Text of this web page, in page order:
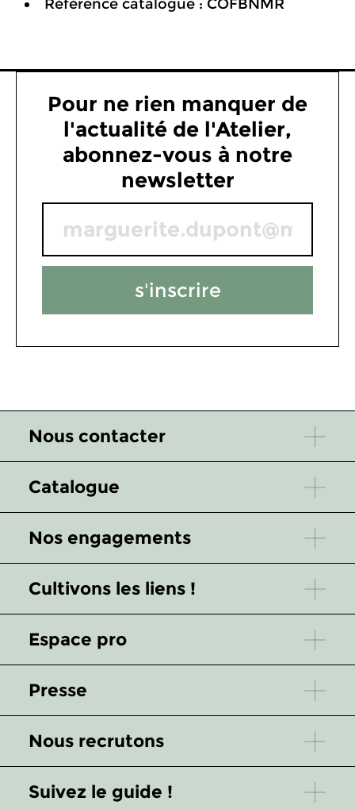
Référence catalogue : COFBNMR
Pour ne rien manquer de
l'actualité de l'Atelier,
abonnez-vous à notre
newsletter
s'inscrire
Nous contacter
Catalogue
Nos engagements
Cultivons les liens !
Espace pro
Presse
Nous recrutons
Suivez le guide !